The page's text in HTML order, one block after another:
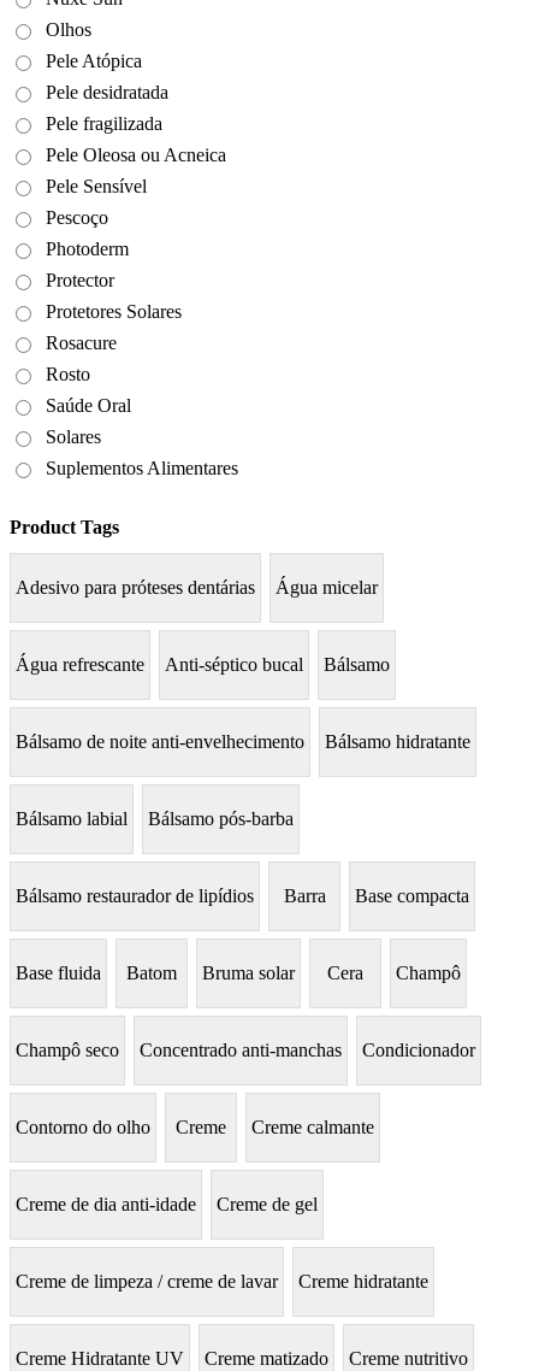
Olhos
Pele Atópica
Pele desidratada
Pele fragilizada
Pele Oleosa ou Acneica
Pele Sensível
Pescoço
Photoderm
Protector
Protetores Solares
Rosacure
Rosto
Saúde Oral
Solares
Suplementos Alimentares
Product Tags
Adesivo para próteses dentárias Água micelar
Água refrescante Anti-séptico bucal Bálsamo
Bálsamo de noite anti-envelhecimento Bálsamo hidratante
Bálsamo labial Bálsamo pós-barba
Bálsamo restaurador de lipídios Barra Base compacta
Base fluida Batom Bruma solar Cera Champô
Champô seco Concentrado anti-manchas Condicionador
Contorno do olho Creme Creme calmante
Creme de dia anti-idade Creme de gel
Creme de limpeza / creme de lavar Creme hidratante
Creme Hidratante UV Creme matizado Creme nutritivo